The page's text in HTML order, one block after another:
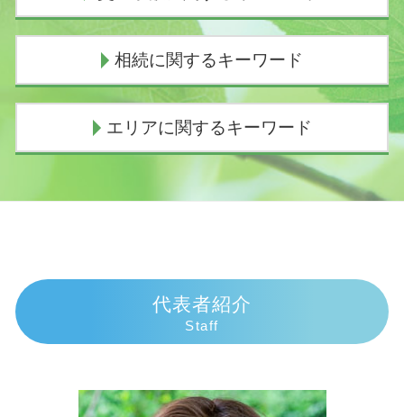
闇金被害 相談
個人再生 任意整理
任意整理 いつから5年
個人再生 バレる
個人再生 失敗
任意整理 流れ
債務整理 弁護士 おすすめ
死亡事故 人生終了
過失割合 誰が決める
慰謝料相場 事故
逸失利益 計算
歩行者 信号無視 事故
損害賠償請求 時効
交通事故 示談交渉とは
相続に関するキーワード
遺産相続 期限
代襲相続
代襲相続とは わかりやすく
代襲相続 兄弟
遺産分割協議書 有効期限
限定承認 わかりやすく
相続放棄 できない
エリアに関するキーワード
債務整理 弁護士 熱海市
相続 弁護士 伊豆市
交通事故 弁護士 伊豆市
相続 弁護士 御殿場市
代表者紹介
Staff